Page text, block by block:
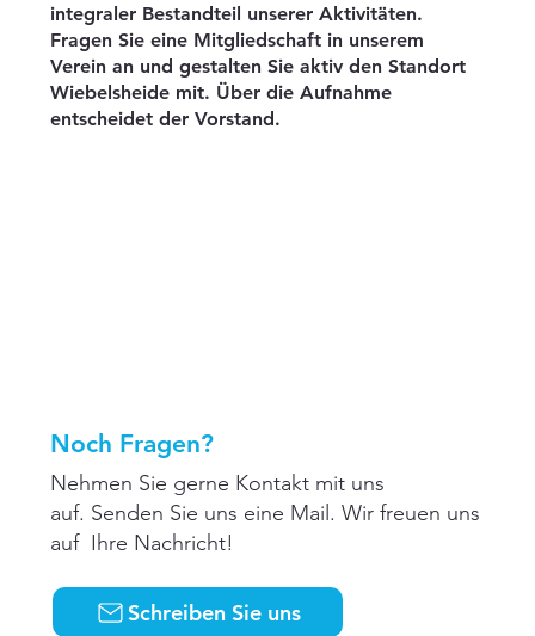
integraler Bestandteil unserer Aktivitäten.
Fragen Sie eine Mitgliedschaft in unserem
Verein an und gestalten Sie aktiv den Standort
Wiebelsheide mit. Über die Aufnahme
entscheidet der Vorstand.
Noch Fragen?
Nehmen Sie gerne Kontakt mit uns
auf. Senden Sie uns eine Mail. Wir freuen uns
auf Ihre Nachricht!
Schreiben Sie uns